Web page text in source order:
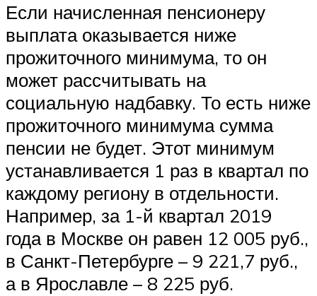
Если начисленная пенсионеру
выплата оказывается ниже
прожиточного минимума, то он
может рассчитывать на
социальную надбавку. То есть ниже
прожиточного минимума сумма
пенсии не будет. Этот минимум
устанавливается 1 раз в квартал по
каждому региону в отдельности.
Например, за 1-й квартал 2019
года в Москве он равен 12 005 руб.,
в Санкт-Петербурге – 9 221,7 руб.,
а в Ярославле – 8 225 руб.